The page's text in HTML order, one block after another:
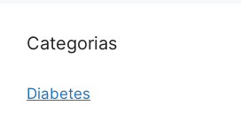
Categorias
Diabetes